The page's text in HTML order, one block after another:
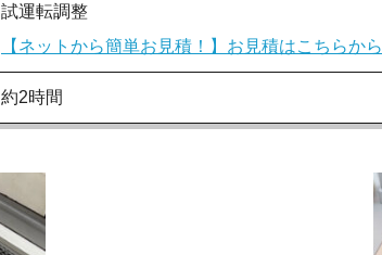
試運転調整
【ネットから簡単お見積！】お見積はこちらから
約2時間